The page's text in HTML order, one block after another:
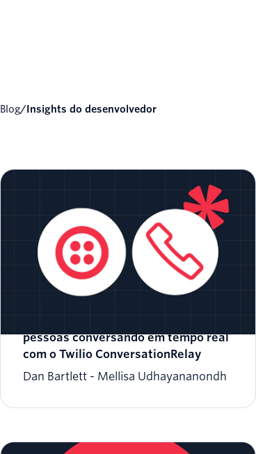
Blog/ Insights do desenvolvedor
pessoas conversando em tempo real
com o Twilio ConversationRelay
Dan Bartlett
Mellisa Udhayananondh